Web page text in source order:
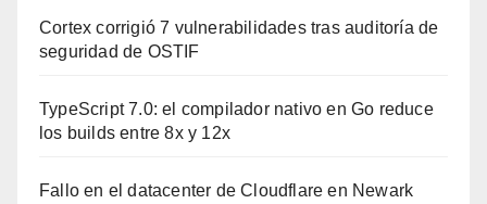
Cortex corrigió 7 vulnerabilidades tras auditoría de
seguridad de OSTIF
TypeScript 7.0: el compilador nativo en Go reduce
los builds entre 8x y 12x
Fallo en el datacenter de Cloudflare en Newark